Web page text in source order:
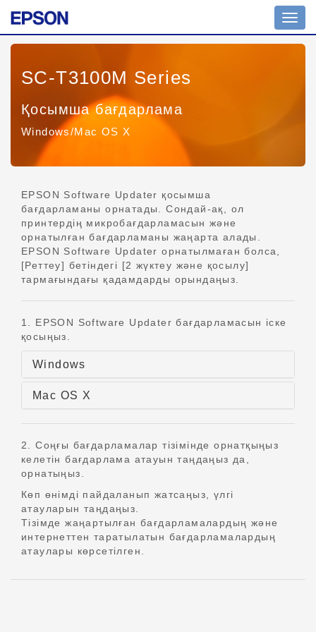
қосу
SC-T3100M Series
Қосымша бағдарлама
Windows/Mac OS X
EPSON Software Updater қосымша
бағдарламаны орнатады. Сондай-ақ, ол
принтердің микробағдарламасын және
орнатылған бағдарламаны жаңарта алады.
EPSON Software Updater орнатылмаған болса,
[Реттеу] бетіндегі [2 жүктеу және қосылу]
тармағындағы қадамдарды орындаңыз.
1. EPSON Software Updater бағдарламасын іске
қосыңыз.
Windows
Mac OS X
2. Соңғы бағдарламалар тізімінде орнатқыңыз
келетін бағдарлама атауын таңдаңыз да,
орнатыңыз.
Көп өнімді пайдаланып жатсаңыз, үлгі
атауларын таңдаңыз.
Тізімде жаңартылған бағдарламалардың және
интернеттен таратылатын бағдарламалардың
атаулары көрсетілген.